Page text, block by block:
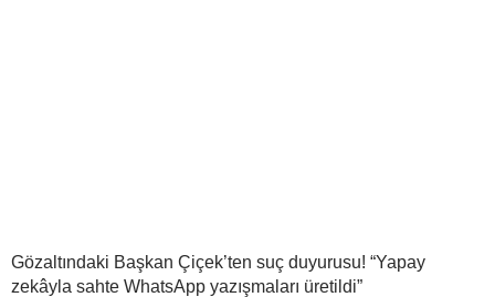
Gözaltındaki Başkan Çiçek’ten suç duyurusu! “Yapay
zekâyla sahte WhatsApp yazışmaları üretildi”